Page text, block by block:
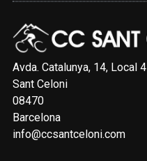
Avda. Catalunya, 14, Local 4
Sant Celoni
08470
Barcelona
info@ccsantceloni.com